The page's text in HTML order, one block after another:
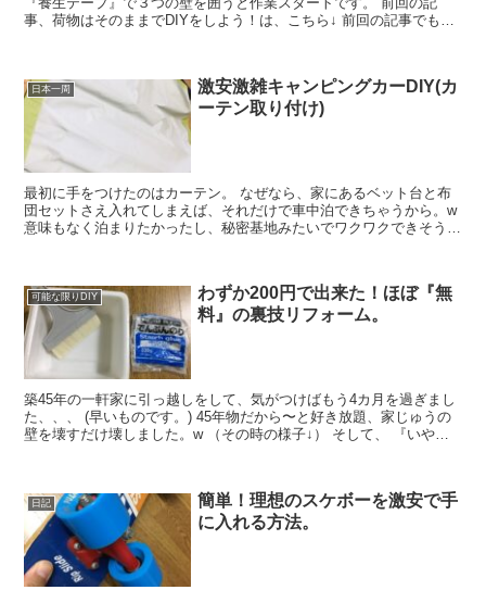
事、荷物はそのままでDIYをしよう！は、こちら↓ 前回の記事でも載
日本一周
激安激雑キャンピングカーDIY(カ
ーテン取り付け)
最初に手をつけたのはカーテン。 なぜなら、家にあるベット台と布
団セットさえ入れてしまえば、それだけで車中泊できちゃうから。w
意味もなく泊まりたかったし、秘密基地みたいでワクワクできそう。
可能な限りDIY
わずか200円で出来た！ほぼ『無
料』の裏技リフォーム。
築45年の一軒家に引っ越しをして、気がつけばもう4カ月を過ぎまし
た、、、 (早いものです。) 45年物だから〜と好き放題、家じゅうの
壁を壊すだけ壊しました。w （その時の様子↓） そして、 『いやぁ
日記
簡単！理想のスケボーを激安で手
に入れる方法。